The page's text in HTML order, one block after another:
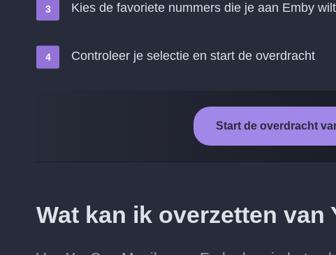
Kies de favoriete nummers die je aan Emby
Controleer je selectie en start de overdracht
Start de overdracht
Wat kan ik overzetten van